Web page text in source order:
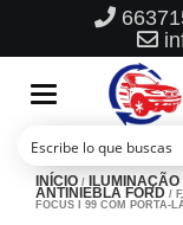
Toggle
navigation
INÍCIO /
ANTINIEBLA FORD /
FOCUS I 99 COM PORTA-